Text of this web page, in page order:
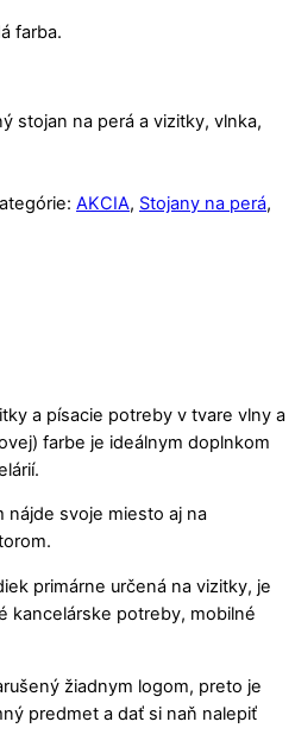
farba.
stojan na perá a vizitky, vlnka,
AKCIA, Stojany na perá,
a písacie potreby v tvare vlny a
farbe je ideálnym doplnkom
nájde svoje miesto aj na
primárne určená na vizitky, je
kancelárske potreby, mobilné
žiadnym logom, preto je
predmet a dať si naň nalepiť